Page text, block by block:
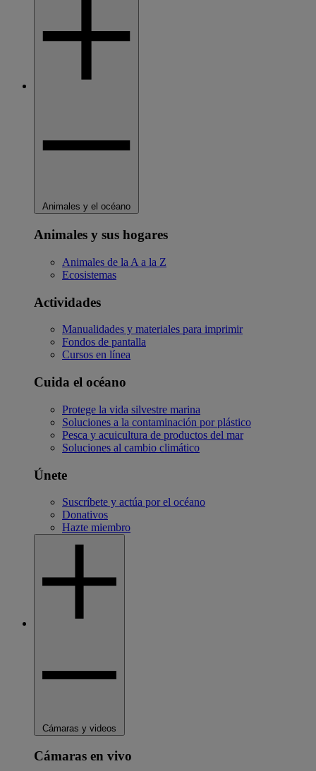
Animales y el océano
Animales y sus hogares
Animales de la A a la Z
Ecosistemas
Actividades
Manualidades y materiales para imprimir
Fondos de pantalla
Cursos en línea
Cuida el océano
Protege la vida silvestre marina
Soluciones a la contaminación por plástico
Pesca y acuicultura de productos del mar
Soluciones al cambio climático
Únete
Suscríbete y actúa por el océano
Donativos
Hazte miembro
Cámaras y videos
Cámaras en vivo